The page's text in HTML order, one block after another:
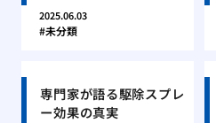
2025.06.03
未分類
専門家が語る駆除スプレ
ー効果の真実